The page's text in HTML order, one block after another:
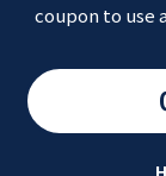
coupon to use